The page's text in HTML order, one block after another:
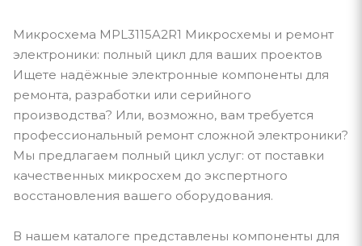
Микросхема MPL3115A2R1 Микросхемы и ремонт
электроники: полный цикл для ваших проектов
Ищете надёжные электронные компоненты для
ремонта, разработки или серийного
производства? Или, возможно, вам требуется
профессиональный ремонт сложной электроники?
Мы предлагаем полный цикл услуг: от поставки
качественных микросхем до экспертного
восстановления вашего оборудования.
В нашем каталоге представлены компоненты для